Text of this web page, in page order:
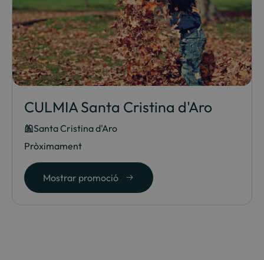
CULMIA Santa Cristina d'Aro
Santa Cristina d'Aro
Pròximament
Mostrar promoció